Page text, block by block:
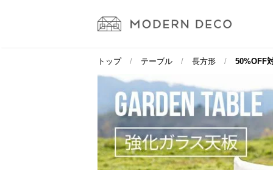
トップ テーブル 長方形 50%OFF